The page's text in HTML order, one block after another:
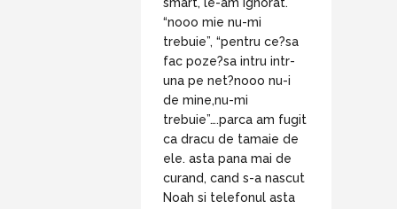
“nooo mie nu-mi
trebuie”, “pentru ce?sa
fac poze?sa intru intr-
una pe net?nooo nu-i
de mine,nu-mi
trebuie”….parca am fugit
ca dracu de tamaie de
ele. asta pana mai de
curand, cand s-a nascut
Noah si telefonul asta